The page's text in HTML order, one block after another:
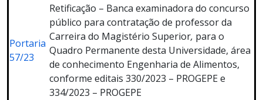
Portaria
57/23
Retificação – Banca examinadora do concurso
público para contratação de professor da
Carreira do Magistério Superior, para o
Quadro Permanente desta Universidade, área
de conhecimento Engenharia de Alimentos,
conforme editais 330/2023 – PROGEPE e
334/2023 – PROGEPE